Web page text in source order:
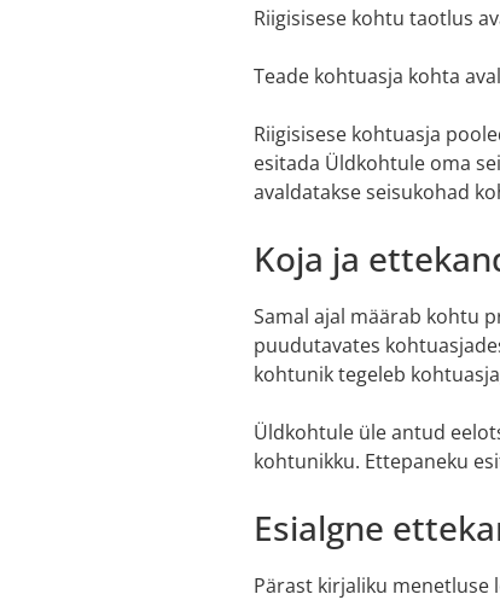
Riigisisese kohtu taotlus
Teade kohtuasja kohta
Riigisisese kohtuasja
esitada Üldkohtule oma
avaldatakse seisukohad
Koja ja
Samal ajal määrab kohtu
puudutavates
kohtunik tegeleb
Üldkohtule üle antud
kohtunikku. Ettepaneku
Esialgne
Pärast kirjaliku